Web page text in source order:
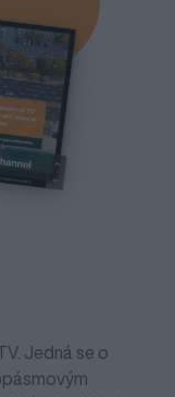
Jedná se o